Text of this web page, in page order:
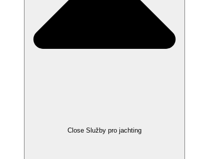
Close Služby pro jachting